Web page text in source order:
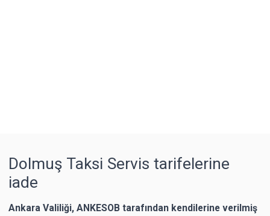
Dolmuş Taksi Servis tarifelerine
iade
Ankara Valiliği, ANKESOB tarafından kendilerine verilmiş